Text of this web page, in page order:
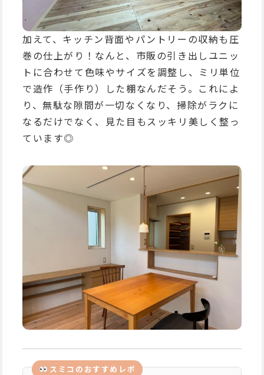
加えて、キッチン背面やパントリーの収納も圧
巻の仕上がり！なんと、市販の引き出しユニッ
トに合わせて色味やサイズを調整し、ミリ単位
で造作（手作り）した棚なんだそう。これによ
り、無駄な隙間が一切なくなり、掃除がラクに
なるだけでなく、見た目もスッキリ美しく整っ
ています◎
スミコのおすすめレポ